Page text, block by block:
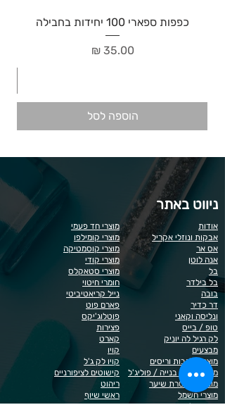
כפפות ספארי 100 יחידות בחבילה
מחיר‏35.00 ‏₪
הוספה לסל
ניווט באתר
מוצרי חד פעמי
מוצרי קומילפו
מוצרי קוסמטיקה
מוצרי קודי
מוצרי סטאקלס
חומרי חיטוי
נייל קריאטיביטי
פארם פוט
פוטלוג'יקס
פצירות
קארט
קויו
קויו לק ג'ל
קישוטים לציפורניים
ריהוט
ראשי שיוף
תפוח
אודות
אבקות ונוזלי אקריל
אס אר
אנה לוטן
בל
בל בילדר
בובה
דר כדיר
ונליסה וקאני
טופ / בייס
לק רגיל לה יוניק
מבצעים
מוצרים לגבות וריסים
מוצרים לג'ל בנייה / פוליג'ל
מוצרים להסרת שיער
מוצרי חשמל
מוצרים לייזר